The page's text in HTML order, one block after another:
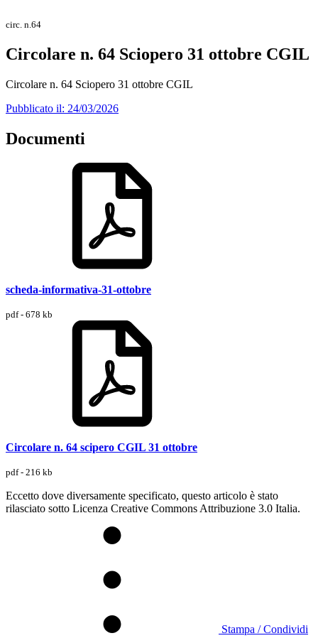
circ. n.64
Circolare n. 64 Sciopero 31 ottobre CGIL
Circolare n. 64 Sciopero 31 ottobre CGIL
Pubblicato il: 24/03/2026
Documenti
scheda-informativa-31-ottobre
pdf - 678 kb
Circolare n. 64 scipero CGIL 31 ottobre
pdf - 216 kb
Eccetto dove diversamente specificato, questo articolo è stato
rilasciato sotto Licenza Creative Commons Attribuzione 3.0 Italia.
Stampa / Condividi